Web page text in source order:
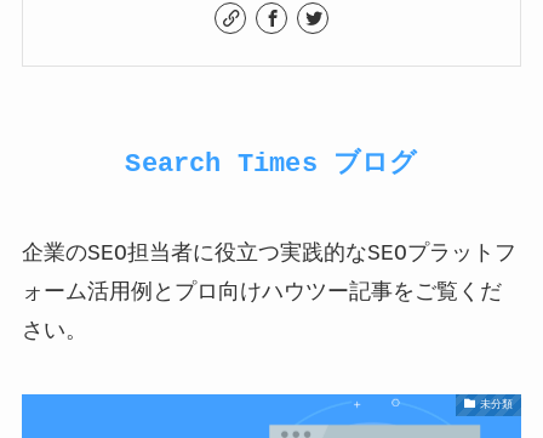
Search Times ブログ
企業のSEO担当者に役立つ実践的なSEOプラットフ
ォーム活用例とプロ向けハウツー記事をご覧くだ
さい。
未分類